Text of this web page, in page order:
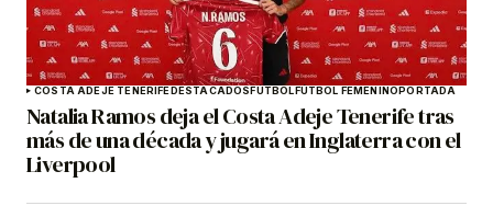
COSTA ADEJE TENERIFEDESTACADOSFÚTBOLFÚTBOL FEMENINOPORTADA
Natalia Ramos deja el Costa Adeje Tenerife tras
más de una década y jugará en Inglaterra con el
Liverpool